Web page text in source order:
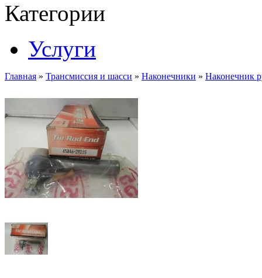
Категории
Услуги
Главная » Трансмиссия и шасси » Наконечники » Наконечник